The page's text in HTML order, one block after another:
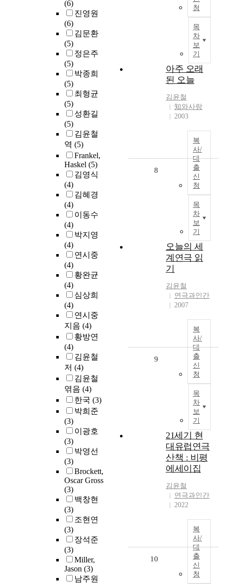
(6)
진영원
(6)
김문환
(5)
정은주
(5)
박종희
(5)
최형균
(5)
성환길
(5)
김윤철
역 (5)
Frankel,
Haskel (5)
김영식
(4)
김혜경
(4)
이동수
(4)
박지영
(4)
연시중
(4)
황완균
(4)
심상희
(4)
연시중
지음 (4)
황방연
(4)
김윤철
저 (4)
김윤철
엮음 (4)
한국 (3)
박희준
(3)
이광호
(3)
박영선
(3)
Brockett,
Oscar Gross
(3)
백창현
(3)
조현연
(3)
장석준
(3)
Miller,
Jason (3)
남주원
청
목
차
보
기
아주 오래
된 오늘
김윤철
知와사랑
2003
복
사/
대
출
신
청
목
차
보
기
8
오늘의 세
계연극 읽
기
김윤철
연극과인간
2007
복
사/
대
출
신
청
목
차
보
기
9
21세기 현
대유럽연극
산책 : 비평
에세이집
김윤철
연극과인간
2022
복
사/
대
출
신
청
10